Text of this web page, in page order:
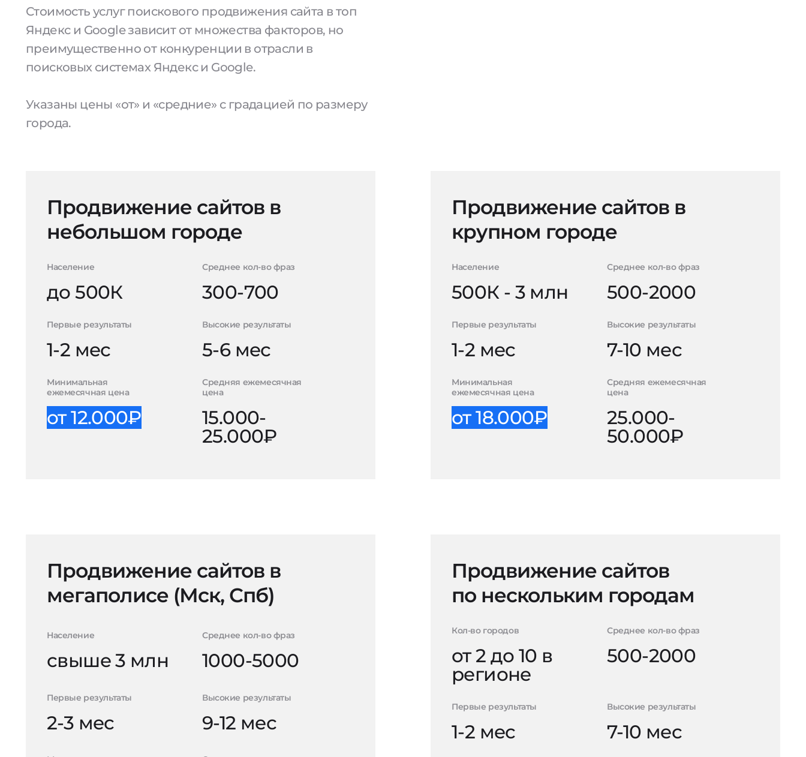
Стоимость услуг поискового продвижения сайта в топ
Яндекс и Google зависит от множества факторов, но
преимущественно от конкуренции в отрасли в
поисковых системах Яндекс и Google.
Указаны цены «от» и «средние» с градацией по размеру
города.
Продвижение сайтов в
небольшом городе
Население
до 500К
Среднее кол-во фраз
300-700
Первые результаты
1-2 мес
Высокие результаты
5-6 мес
Минимальная
ежемесячная цена
от 12.000₽
Средняя ежемесячная
цена
15.000-
25.000₽
Продвижение сайтов в
крупном городе
Население
500К - 3 млн
Среднее кол-во фраз
500-2000
Первые результаты
1-2 мес
Высокие результаты
7-10 мес
Минимальная
ежемесячная цена
от 18.000₽
Средняя ежемесячная
цена
25.000-
50.000₽
Продвижение сайтов в
мегаполисе (Мск, Спб)
Население
свыше 3 млн
Среднее кол-во фраз
1000-5000
Первые результаты
2-3 мес
Высокие результаты
9-12 мес
Продвижение сайтов
по нескольким городам
Кол-во городов
от 2 до 10 в
регионе
Среднее кол-во фраз
500-2000
Первые результаты
1-2 мес
Высокие результаты
7-10 мес